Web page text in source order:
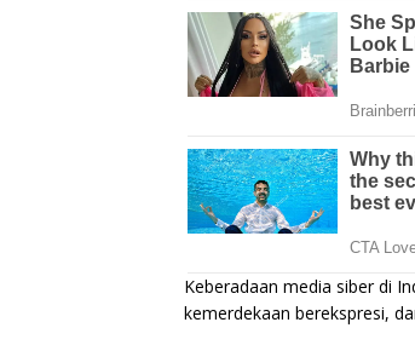
Keberadaan media siber di
kemerdekaan berekspresi,